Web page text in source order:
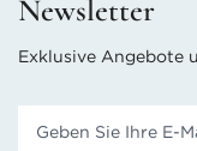
Newsletter
Exklusive Angebote